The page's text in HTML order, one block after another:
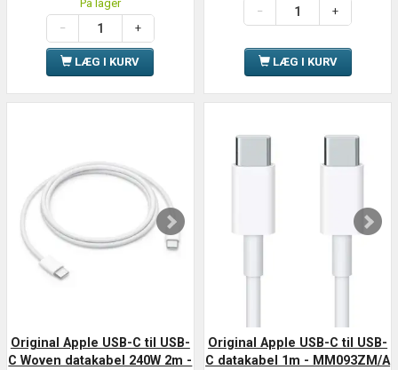
På lager
LÆG I KURV LÆG I KURV
Original Apple USB-C til USB-
C Woven datakabel 240W 2m -
Original Apple USB-C til USB-
C datakabel 1m - MM093ZM/A